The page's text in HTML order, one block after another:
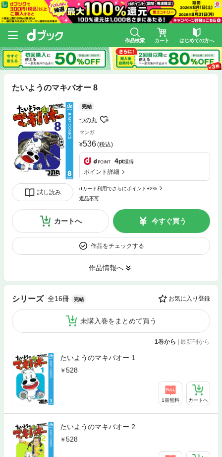
作品検索 カート はじめての方へ
たいようのマキバオー 8
試し読み
完結
つの丸
マンガ
536(税込)
4pt獲得
ポイント詳細
dカード利用でさらにポイント+2%
返品不可
カートへ 今すぐ買う
作品をチェックする
作品情報へ
シリーズ 全16冊 完結 お気に入り登録
未購入巻をまとめて買う
1巻から 最新刊から
たいようのマキバオー 1
528
1冊無料 カートへ
たいようのマキバオー 2
528